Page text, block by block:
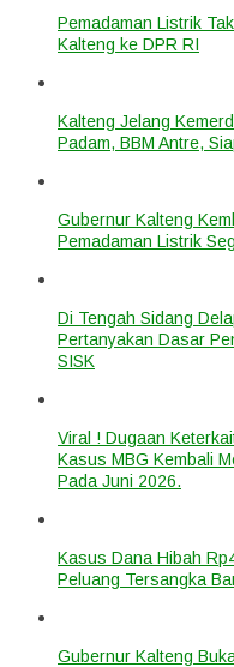
Pemadaman Listrik
Kalteng ke DPR RI
Kalteng Jelang
Padam, BBM Antre,
Gubernur Kalteng
Pemadaman Listrik
Di Tengah Sidang
Pertanyakan Dasar
SISK
Viral ! Dugaan
Kasus MBG Kembali
Pada Juni 2026.
Kasus Dana Hibah
Peluang Tersangka
Gubernur Kalteng